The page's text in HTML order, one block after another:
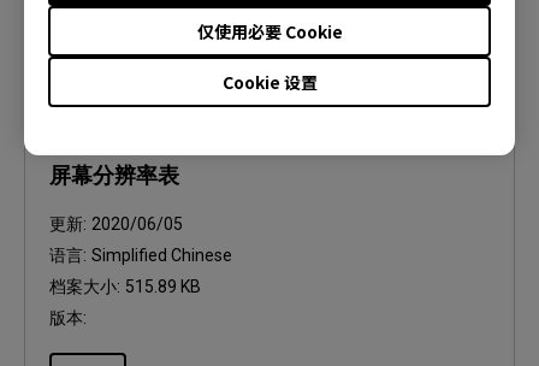
Cookie 设置
仅使用必要 Cookie
屏幕分辨率表
更新: 2020/06/05
语言: Simplified Chinese
档案大小: 515.89 KB
版本: